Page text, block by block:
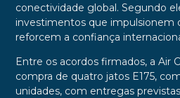
conectividade global. Segundo
investimentos que impulsionem
reforcem a confiança
Entre os acordos firmados, a Air
compra de quatro jatos E175,
unidades, com entregas